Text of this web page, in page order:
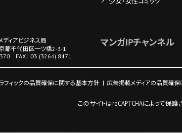
ディアビジネス局
都千代田区一ツ橋2-3-1
FAX | 03 (3264) 8471
マンガIPチャンネル
フィックの品質確保に関する基本方針 広告掲載メディアの品質確
このサイトはreCAPTCHAによって保護